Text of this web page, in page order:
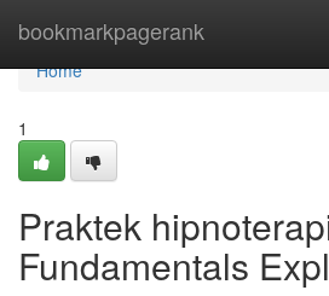
bookmarkpagerank
Home
Home
1
Praktek
Fundamentals